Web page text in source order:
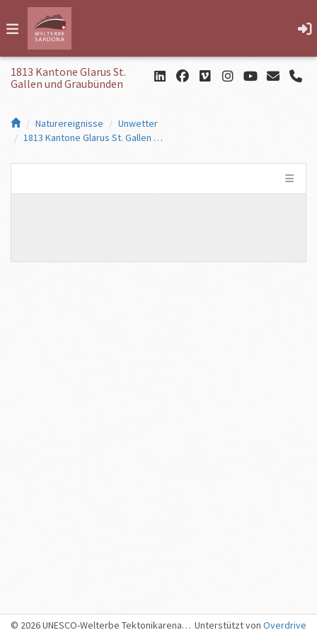
1813 Kantone Glarus St.
Gallen und Graubünden
Naturereignisse
Unwetter
1813 Kantone Glarus St. Gallen und Graubünden
© 2026 UNESCO-Welterbe Tektonikarena Sardona, Sargans Unterstützt von Overdrive